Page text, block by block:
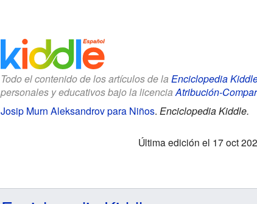
Todo el contenido de los artículos de la Enciclopedia
personales y educativos bajo la licencia Atribución-
Josip Murn Aleksandrov para Niños. Enciclopedia Kiddle.
Última edición el 17 oct